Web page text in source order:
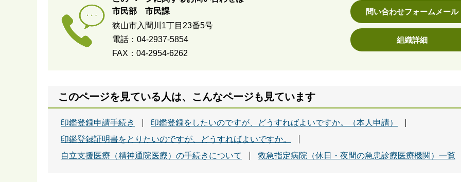
市民部 市民課
狭山市入間川1丁目23番5号
電話：04-2937-5854
FAX：04-2954-6262
問い合わせフォームメール
組織詳細
このページを見ている人は、こんなページも見ています
印鑑登録申請手続き
印鑑登録をしたいのですが、どうすればよいですか。（本人申請）
印鑑登録証明書をとりたいのですが、どうすればよいですか。
自立支援医療（精神通院医療）の手続きについて
救急指定病院（休日・夜間の急患診療医療機関）一覧